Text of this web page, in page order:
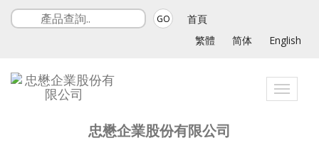
GO
首頁
繁體
简体 English
Toggle
忠懋企業股份有限公司